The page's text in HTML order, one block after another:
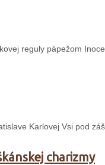
reguly pápežom
Karlovej Vsi pod
charizmy